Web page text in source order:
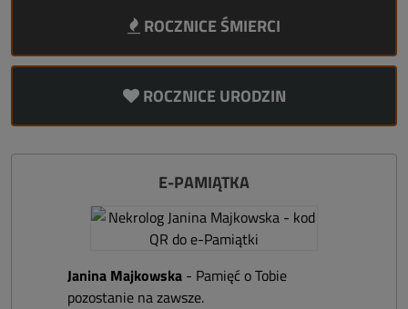
ROCZNICE ŚMIERCI
ROCZNICE URODZIN
E-PAMIĄTKA
Janina Majkowska - Pamięć o Tobie
pozostanie na zawsze.